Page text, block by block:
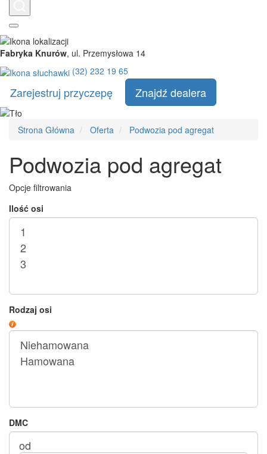
Fabryka Knurów, ul. Przemysłowa 14
(32) 232 19 65
Zarejestruj przyczepę Znajdź dealera
Strona Główna StronaOferta Podwozia pod agregat
Podwozia pod agregat
Opcje filtrowania
Ilość osi
Rodzaj osi
DMC
od